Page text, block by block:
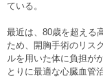
ている。
最近は、 80歳を超える
ため、開胸手術のリス
ルを用いた体に負担が
とりに最適な心臓血管